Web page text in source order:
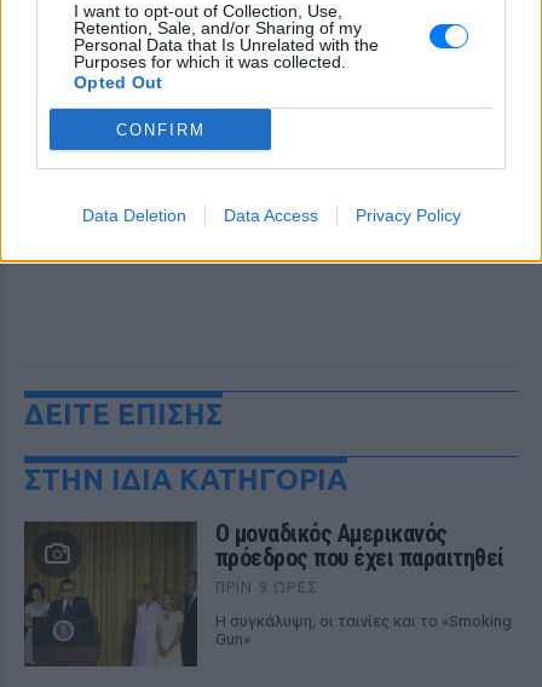
I want to opt-out of Collection, Use,
Retention, Sale, and/or Sharing of my
Personal Data that Is Unrelated with the
Purposes for which it was collected.
Opted Out
CONFIRM
Data Deletion Data Access Privacy Policy
ΔΕΙΤΕ ΕΠΙΣΗΣ
ΣΤΗΝ ΙΔΙΑ ΚΑΤΗΓΟΡΙΑ
Ο μοναδικός Αμερικανός
πρόεδρος που έχει παραιτηθεί
ΠΡΙΝ 9 ΏΡΕΣ
Η συγκάλυψη, οι ταινίες και το «Smoking
Gun»